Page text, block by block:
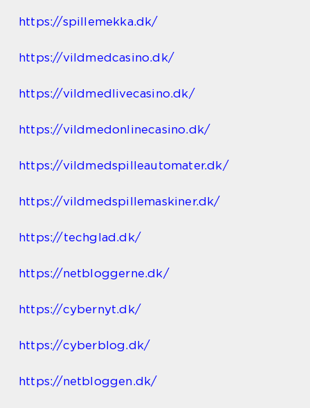
https://spillemekka.dk/
https://vildmedcasino.dk/
https://vildmedlivecasino.dk/
https://vildmedonlinecasino.dk/
https://vildmedspilleautomater.dk/
https://vildmedspillemaskiner.dk/
https://techglad.dk/
https://netbloggerne.dk/
https://cybernyt.dk/
https://cyberblog.dk/
https://netbloggen.dk/